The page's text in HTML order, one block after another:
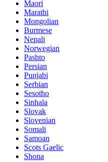
Maori
Marathi
Mongolian
Burmese
Nepali
Norwegian
Pashto
Persian
Punjabi
Serbian
Sesotho
Sinhala
Slovak
Slovenian
Somali
Samoan
Scots Gaelic
Shona